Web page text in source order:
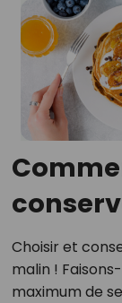
Choisir et
malin !
maximum de